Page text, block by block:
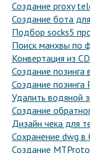
Создание proxy
Создание бота
Подбор socks5
Поиск манхвы по
Конвертация из
Создание позинга
Создание позинга
Удалить водяной
Создание
Дизайн чека для
Сохранение dwg
Создание